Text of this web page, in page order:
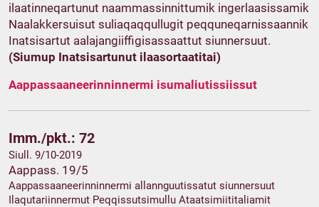
ilaatinneqartunut naammassinnittumik ingerlaasissamik
Naalakkersuisut suliaqaqqullugit peqquneqarnissaannik
Inatsisartut aalajangiiffigisassaattut siunnersuut.
(Siumup Inatsisartunut ilaasortaatitai)
Aappassaaneerinninnermi isumaliutissiissut
Imm./pkt.: 72
Siull. 9/10-2019
Aappass. 19/5
Aappassaaneerinninnermi allannguutissatut siunnersuut
Ilaqutariinnermut Peqqissutsimullu Ataatsimiititaliamit